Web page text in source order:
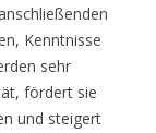
Kenntnisse
sehr
fördert sie
und steigert